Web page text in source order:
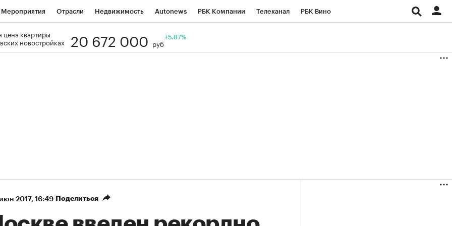
Мероприятия Отрасли Недвижимость Autonews РБК Компании Телеканал РБК Вино
Визионеры
цена квартиры
новостройках
20 672 000 руб
+5.87%
2017, 16:49 Поделиться